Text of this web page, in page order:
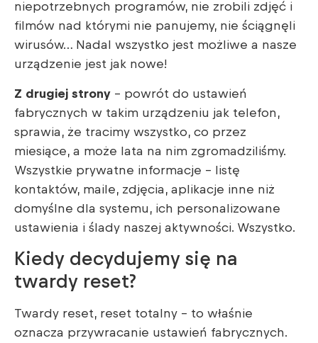
niepotrzebnych programów, nie zrobili zdjęć i
filmów nad którymi nie panujemy, nie ściągnęli
wirusów… Nadal wszystko jest możliwe a nasze
urządzenie jest jak nowe!
Z drugiej strony – powrót do ustawień
fabrycznych w takim urządzeniu jak telefon,
sprawia, że tracimy wszystko, co przez
miesiące, a może lata na nim zgromadziliśmy.
Wszystkie prywatne informacje – listę
kontaktów, maile, zdjęcia, aplikacje inne niż
domyślne dla systemu, ich personalizowane
ustawienia i ślady naszej aktywności. Wszystko.
Kiedy decydujemy się na
twardy reset?
Twardy reset, reset totalny – to właśnie
oznacza przywracanie ustawień fabrycznych.